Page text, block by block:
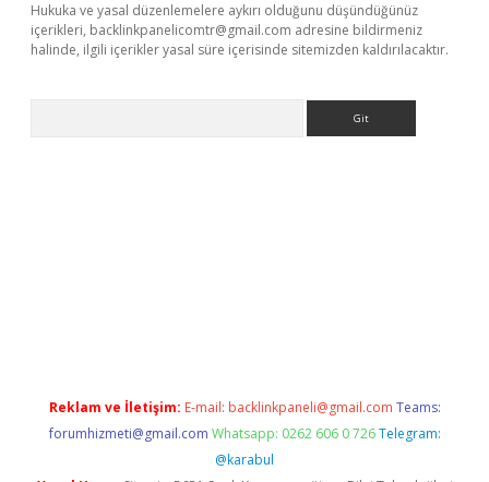
Hukuka ve yasal düzenlemelere aykırı olduğunu düşündüğünüz
içerikleri, backlinkpanelicomtr@gmail.com adresine bildirmeniz
halinde, ilgili içerikler yasal süre içerisinde sitemizden kaldırılacaktır.
Reklam ve İletişim: E-mail: backlinkpaneli@gmail.com Teams:
forumhizmeti@gmail.com Whatsapp: 0262 606 0 726 Telegram:
@karabul